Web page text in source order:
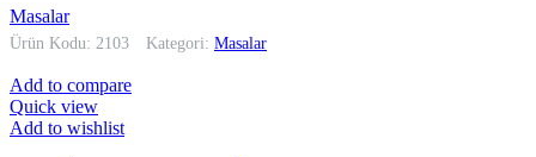
Masalar
Ürün Kodu: 2103 Kategori: Masalar
Add to compare
Quick view
Add to wishlist